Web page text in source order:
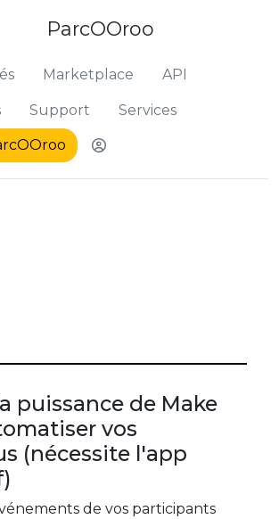
ParcOOroo
Marketplace API
Support Services
Me connecter pour
puissance de Make
vos
(nécessite l'app
de vos participants